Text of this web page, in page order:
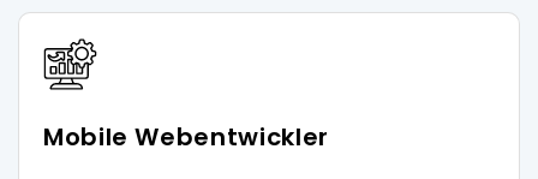
Mobile Webentwickler